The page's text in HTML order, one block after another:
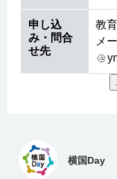
申し込
み・問合
せ先
教
メ
横国Day